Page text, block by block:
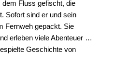
dem Fluss gefischt, die
Sofort sind er und sein
Fernweh gepackt. Sie
erleben viele Abenteuer …
Geschichte von